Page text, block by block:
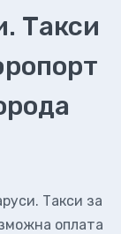
Такси
Такси за
оплата